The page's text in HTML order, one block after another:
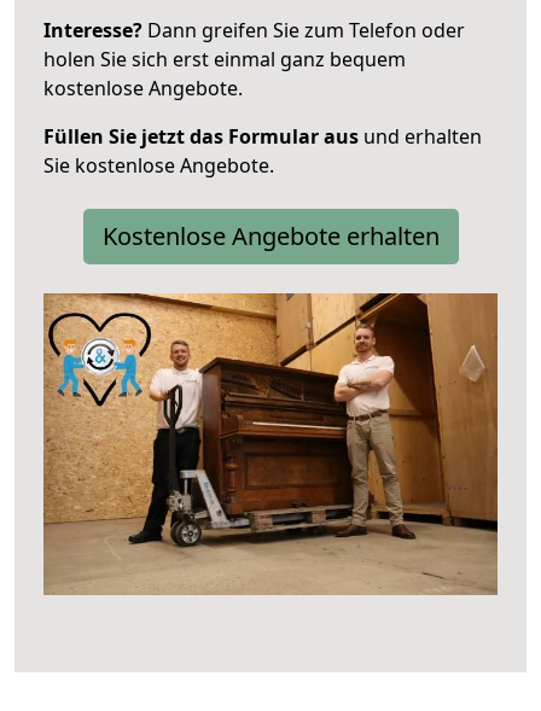
Interesse? Dann greifen Sie zum Telefon oder
holen Sie sich erst einmal ganz bequem
kostenlose Angebote.
Füllen Sie jetzt das Formular aus und erhalten
Sie kostenlose Angebote.
Kostenlose Angebote erhalten